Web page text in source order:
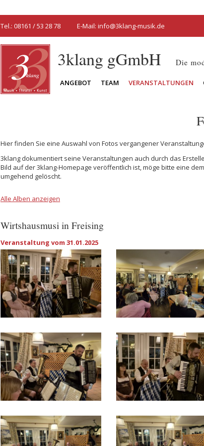
Tel.: 08161 / 53 28 78 E-Mail: info@3klang-musik.de
3klang gGmbH Die
ANGEBOT TEAM VERANSTALTUNGEN
Hier finden Sie eine Auswahl von Fotos vergangener
3klang dokumentiert seine Veranstaltungen auch durch das
Bild auf der 3klang-Homepage veröffentlich ist, möge bitte eine
umgehend gelöscht.
Alle Alben anzeigen
Wirtshausmusi in Freising
Veranstaltung vom 31.01.2025